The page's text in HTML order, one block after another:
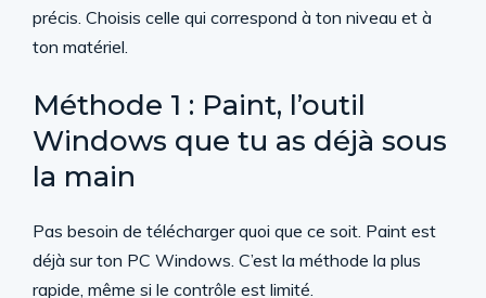
précis. Choisis celle qui correspond à ton niveau et à
ton matériel.
Méthode 1 : Paint, l’outil
Windows que tu as déjà sous
la main
Pas besoin de télécharger quoi que ce soit. Paint est
déjà sur ton PC Windows. C’est la méthode la plus
rapide, même si le contrôle est limité.